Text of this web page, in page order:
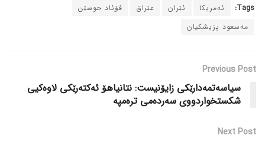
Tags: ئەمریکا ئێران عێراق
فۆئاد حوسێن
مەسعود پزیشکیان
Previous Post
سیاسەتمەدارێکی زایۆنیست: نتانیاهۆ ئەکتەرێکی لاوەکیی
شکستخواردووی سەردەمی ترەمپە
Next Post